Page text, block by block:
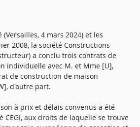
4 mars 2024) et les
2008, la société Constructions
a conclu trois contrats de
individuelle avec M. et Mme [U],
de construction de maison
d'autre part.
à prix et délais convenus a été
CEGI, aux droits de laquelle se trouve